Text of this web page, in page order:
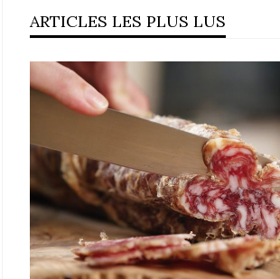
ARTICLES LES PLUS LUS